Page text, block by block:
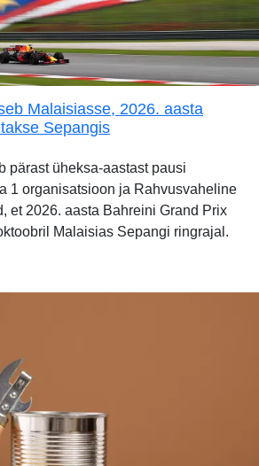
Malaisiasse, 2026. aasta
Sepangis
pärast üheksa-aastast pausi
1 organisatsioon ja Rahvusvaheline
et 2026. aasta Bahreini Grand Prix
Malaisias Sepangi ringrajal.